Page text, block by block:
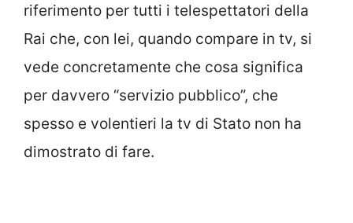
riferimento per tutti i telespettatori della
Rai che, con lei, quando compare in tv, si
vede concretamente che cosa significa
per davvero “servizio pubblico”, che
spesso e volentieri la tv di Stato non ha
dimostrato di fare.